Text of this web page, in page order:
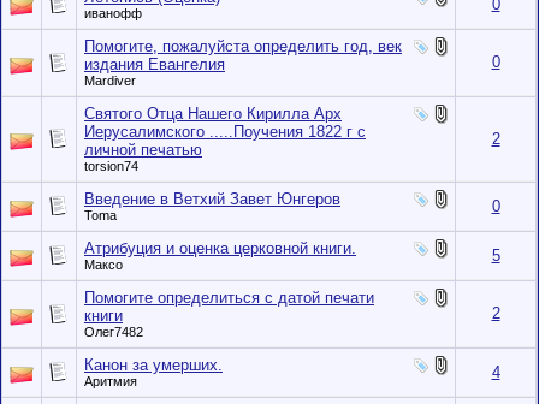
иванофф 0
Помогите, пожалуйста определить год, век
издания Евангелия
Mardiver
0
Святого Отца Нашего Кирилла Арх
Иерусалимского .....Поучения 1822 г с
личной печатью
torsion74
2
Введение в Ветхий Завет Юнгеров
Toma 0
Атрибуция и оценка церковной книги.
Максо 5
Помогите определиться с датой печати
книги
Олег7482
2
Канон за умерших.
Аритмия 4